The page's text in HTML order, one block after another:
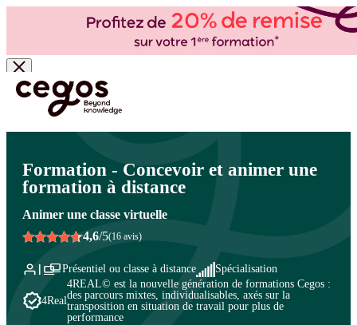
Skip to main content
Vous êtes ici : Accueil >Cegos, organisme de formation à Paris et en régions
de formateurs >Formation des formateurs
Formation - Concevoir et animer une
formation à distance
Animer une classe virtuelle
4,6/5(16 avis)
Présentiel ou classe à distance Spécialisation
4Real
4REAL© est la nouvelle génération de formations Cegos :
des parcours mixtes, individualisables, axés sur la
transposition en situation de travail pour plus de
performance